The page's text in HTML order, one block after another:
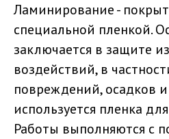
Ламинирование -
специальной пленкой.
заключается в защите
воздействий, в
повреждений, осадков и
используется пленка
Работы выполняются с